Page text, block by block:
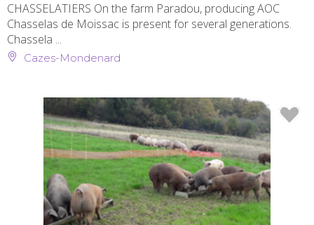
CHASSELATIERS On the farm Paradou, producing AOC
Chasselas de Moissac is present for several generations.
Chassela ...
Cazes-Mondenard